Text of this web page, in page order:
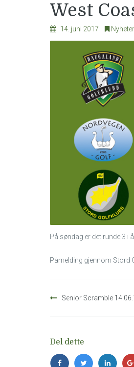
West
14. juni 2017 Nyheter
På søndag er det runde 3 i
Påmelding gjennom Stord
Senior Scramble
Del dette